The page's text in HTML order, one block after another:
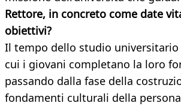
Rettore, in concreto come date
obiettivi?
Il tempo dello studio universitario
cui i giovani completano la loro
passando dalla fase della
fondamenti culturali della